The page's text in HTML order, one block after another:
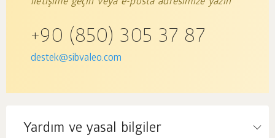
+90 (850) 305 37 87
destek@sibvaleo.com
Yardım ve yasal bilgiler